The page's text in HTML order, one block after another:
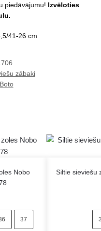
piedāvājumu! Izvēloties
41-26 cm
zābaki
Boto
Nobo
37
Siltie sieviešu